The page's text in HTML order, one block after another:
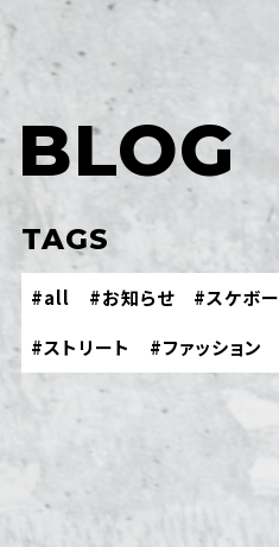
BLOG
TAGS
#all #お知らせ
#スケボー
#ストリート
#ファッション